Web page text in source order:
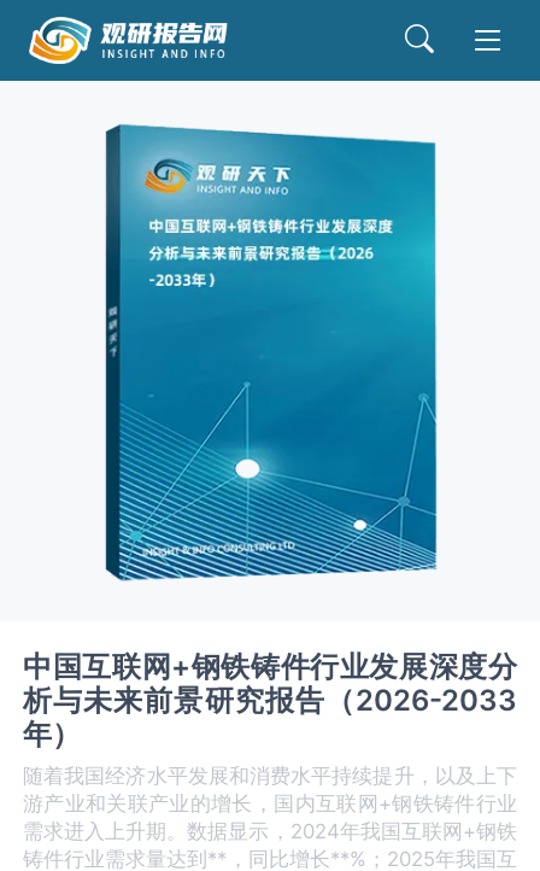
中国互联网+钢铁铸件行业发展深度分
析与未来前景研究报告（2026-2033
年）
随着我国经济水平发展和消费水平持续提升，以及上下
游产业和关联产业的增长，国内互联网+钢铁铸件行业
需求进入上升期。数据显示，2024年我国互联网+钢铁
铸件行业需求量达到**，同比增长**%；2025年我国互